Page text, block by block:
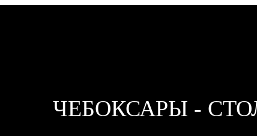
ЧЕБОКСАРЫ -